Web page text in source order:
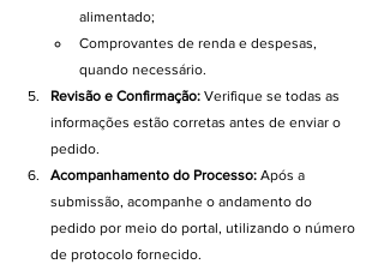
alimentado;
Comprovantes de renda e despesas,
quando necessário.
Revisão e Confirmação: Verifique se todas as
informações estão corretas antes de enviar o
pedido.
Acompanhamento do Processo: Após a
submissão, acompanhe o andamento do
pedido por meio do portal, utilizando o número
de protocolo fornecido.